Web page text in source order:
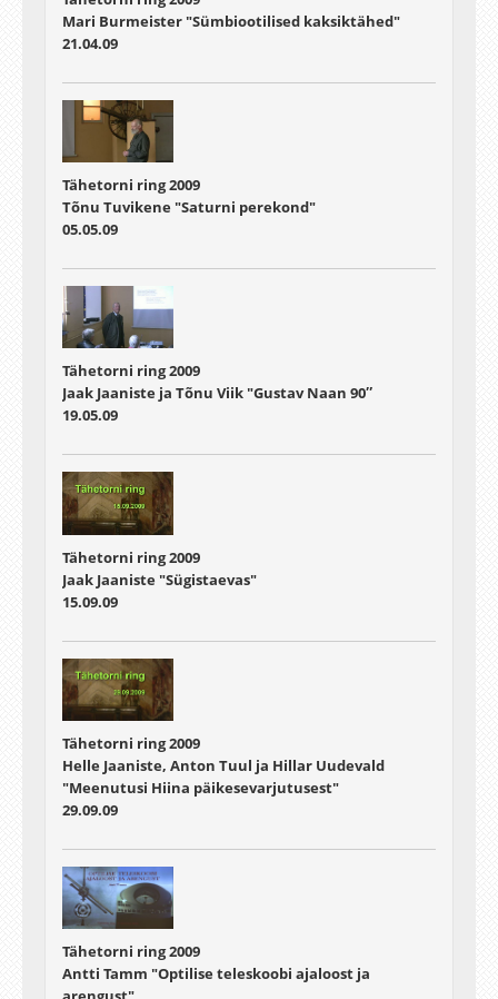
Mari Burmeister "Sümbiootilised kaksiktähed"
21.04.09
Tähetorni ring 2009
Tõnu Tuvikene "Saturni perekond"
05.05.09
Tähetorni ring 2009
Jaak Jaaniste ja Tõnu Viik "Gustav Naan 90″
19.05.09
Tähetorni ring 2009
Jaak Jaaniste "Sügistaevas"
15.09.09
Tähetorni ring 2009
Helle Jaaniste, Anton Tuul ja Hillar Uudevald
"Meenutusi Hiina päikesevarjutusest"
29.09.09
Tähetorni ring 2009
Antti Tamm "Optilise teleskoobi ajaloost ja